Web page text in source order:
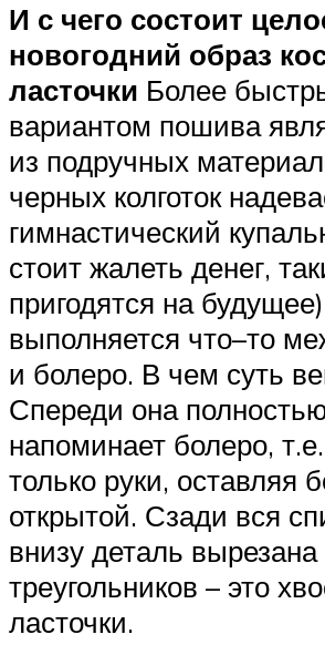
И с чего состоит
новогодний образ
ласточки Более
вариантом пошива
из подручных
черных колготок
гимнастический
стоит жалеть денег,
пригодятся на
выполняется что–то
и болеро. В чем суть
Спереди она
напоминает болеро,
только руки, оставляя
открытой. Сзади вся
внизу деталь
треугольников – это
ласточки.